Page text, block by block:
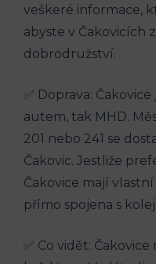
veškeré ⁤informace,
abyste v​ Čakovicích
dobrodružství.
✅ Doprava:⁣
autem, ‍tak MHD.
201 nebo⁢ 241 se
Čakovic. Jestliže
Čakovice ‍mají
přímo spojena s
✅ Co vidět: